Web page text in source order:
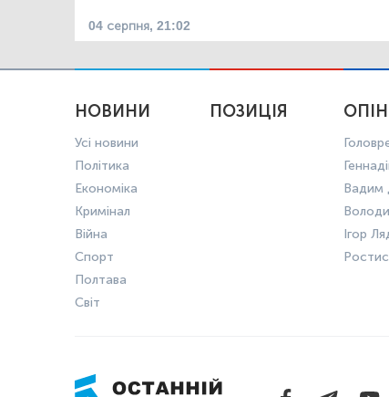
04 серпня, 21:02
НОВИНИ
Усі новини
Політика
Економіка
Кримінал
Війна
Спорт
Полтава
Світ
ПОЗИЦІЯ
Вадим
Ігор